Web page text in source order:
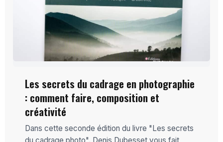
Les secrets du cadrage en photographie
: comment faire, composition et
créativité
Dans cette seconde édition du livre "Les secrets